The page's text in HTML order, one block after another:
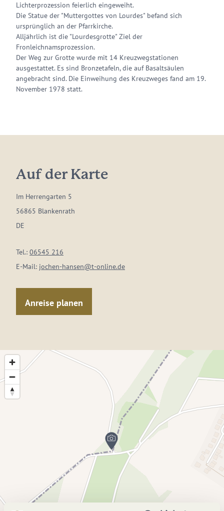
Lichterprozession feierlich eingeweiht.
Die Statue der "Muttergottes von Lourdes" befand sich
ursprünglich an der Pfarrkirche.
Alljährlich ist die "Lourdesgrotte" Ziel der
Fronleichnamsprozession.
Der Weg zur Grotte wurde mit 14 Kreuzwegstationen
ausgestattet. Es sind Bronzetafeln, die auf Basaltsäulen
angebracht sind. Die Einweihung des Kreuzweges fand am 19.
November 1978 statt.
Auf der Karte
Im Herrengarten 5
56865 Blankenrath
DE
Tel.: 06545 216
E-Mail: jochen-hansen@t-online.de
Anreise planen